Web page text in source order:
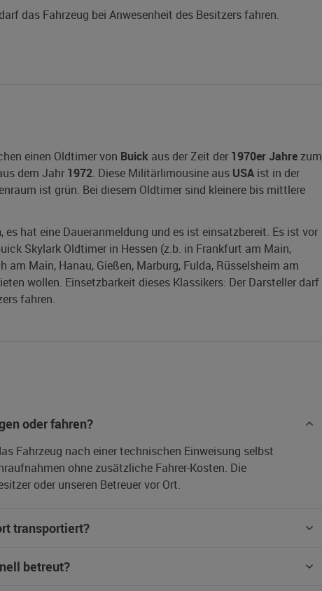
das Fahrzeug bei Anwesenheit des Besitzers fahren.
einen Oldtimer von Buick aus der Zeit der 1970er Jahrezum
dem Jahr 1972. Diese Militärlimousine aus USA ist in der
ist grün. Bei diesem Oldtimer sind kleinere bis mittlere
, es hat eine Daueranmeldung und es ist einsatzbereit. Es ist vor
Skylark Oldtimer in Hessen (z.b. in Frankfurt am Main,
am Main, Hanau, Gießen, Marburg, Fulda, Rüsselsheim am
wollen. Einsetzbarkeit dieses Klassikers: Der Darsteller darf
fahren.
oder fahren?
Fahrzeug nach einer technischen Einweisung selbst
ohne zusätzliche Fahrer-Kosten. Die
oder unseren Betreuer vor Ort.
transportiert?
betreut?